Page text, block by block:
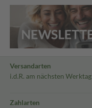
Versandarten
i.d.R. am nächsten Werktag
Zahlarten